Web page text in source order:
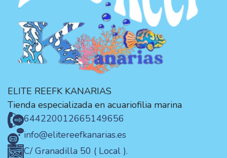
ELITE REEFK KANARIAS
Tienda especializada en acuariofilia marina
644220012665149656
info@elitereefkanarias.es
C/ Granadilla 50 ( Local ).